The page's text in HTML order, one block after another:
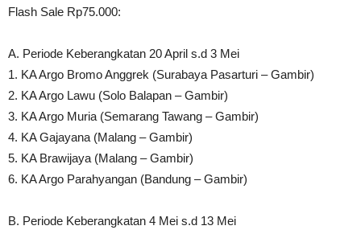
Flash Sale Rp75.000:
A. Periode Keberangkatan 20 April s.d 3 Mei
1. KA Argo Bromo Anggrek (Surabaya Pasarturi – Gambir)
2. KA Argo Lawu (Solo Balapan – Gambir)
3. KA Argo Muria (Semarang Tawang – Gambir)
4. KA Gajayana (Malang – Gambir)
5. KA Brawijaya (Malang – Gambir)
6. KA Argo Parahyangan (Bandung – Gambir)
B. Periode Keberangkatan 4 Mei s.d 13 Mei